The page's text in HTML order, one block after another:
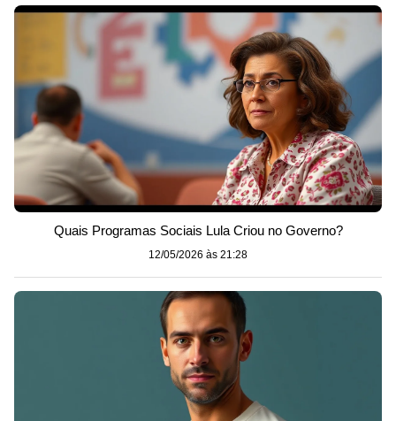
Quais Programas Sociais Lula Criou no Governo?
12/05/2026 às 21:28